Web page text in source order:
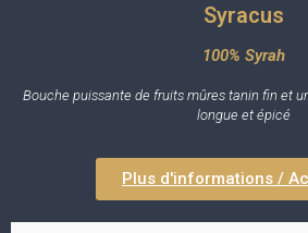
Syracus
100% Syrah
Bouche puissante de fruits mûres tanin fin et
longue et épicé
Plus d'informations /